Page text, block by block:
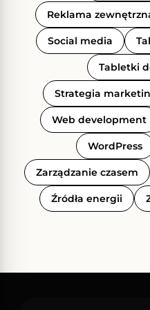
Reklama
Social media
Tabletki
Strategia
Web development
WordPress
Zarządzanie czasem
Źródła energii